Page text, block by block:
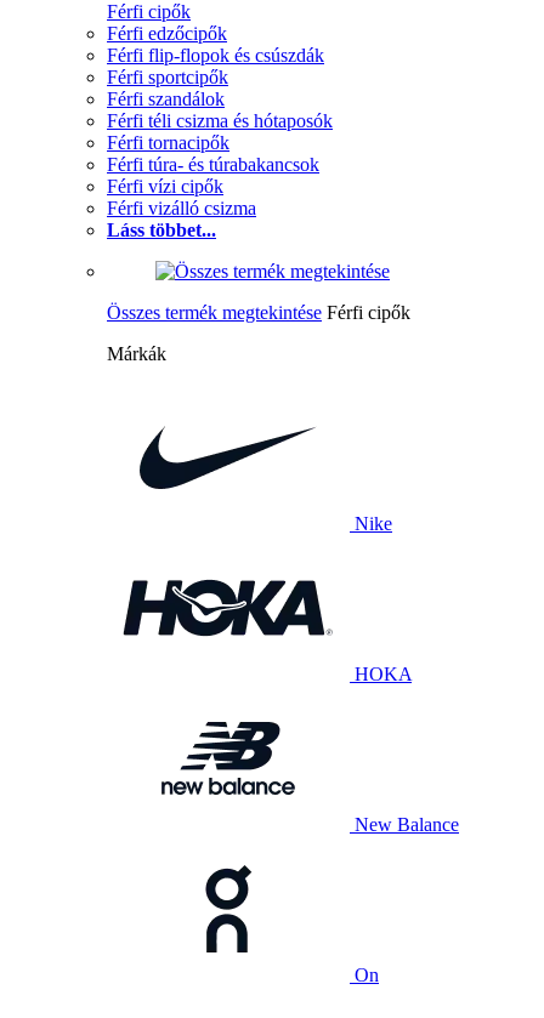
Férfi cipők
Férfi edzőcipők
Férfi flip-flopok és csúszdák
Férfi sportcipők
Férfi szandálok
Férfi téli csizma és hótaposók
Férfi tornacipők
Férfi túra- és túrabakancsok
Férfi vízi cipők
Férfi vizálló csizma
Láss többet...
Összes termék megtekintése Férfi cipők
Márkák
Nike
HOKA
New Balance
On